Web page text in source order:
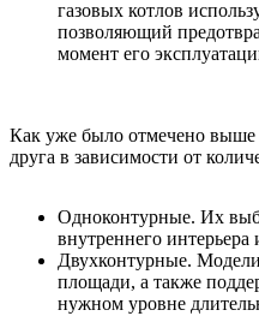
газовых котлов
позволяющий
момент его
Как уже было отмечено выше
друга в зависимости от
Одноконтурные. Их
внутреннего
Двухконтурные.
площади, а также
нужном уровне